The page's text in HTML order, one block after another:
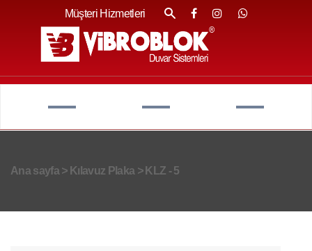
Müşteri Hizmetleri
Ana sayfa > Kılavuz Plaka > KLZ - 5